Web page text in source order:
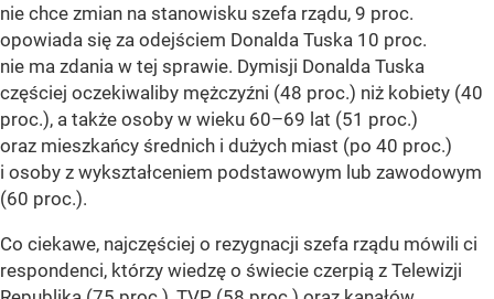
nie chce zmian na stanowisku szefa rządu, 9 proc.
opowiada się za odejściem Donalda Tuska 10 proc.
nie ma zdania w tej sprawie. Dymisji Donalda Tuska
częściej oczekiwaliby mężczyźni (48 proc.) niż kobiety (40
proc.), a także osoby w wieku 60–69 lat (51 proc.)
oraz mieszkańcy średnich i dużych miast (po 40 proc.)
i osoby z wykształceniem podstawowym lub zawodowym
(60 proc.).
Co ciekawe, najczęściej o rezygnacji szefa rządu mówili ci
respondenci, którzy wiedzę o świecie czerpią z Telewizji